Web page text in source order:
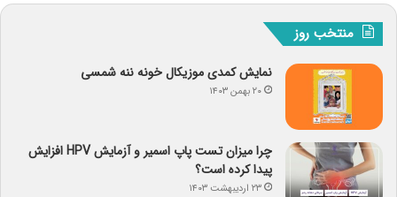
منتخب روز
نمایش کمدی موزیکال خونه ننه شمسی
۲۰ بهمن ۱۴۰۳
چرا میزان تست پاپ اسمیر و آزمایش HPV افزایش
پیدا کرده است؟
۲۳ اردیبهشت ۱۴۰۳